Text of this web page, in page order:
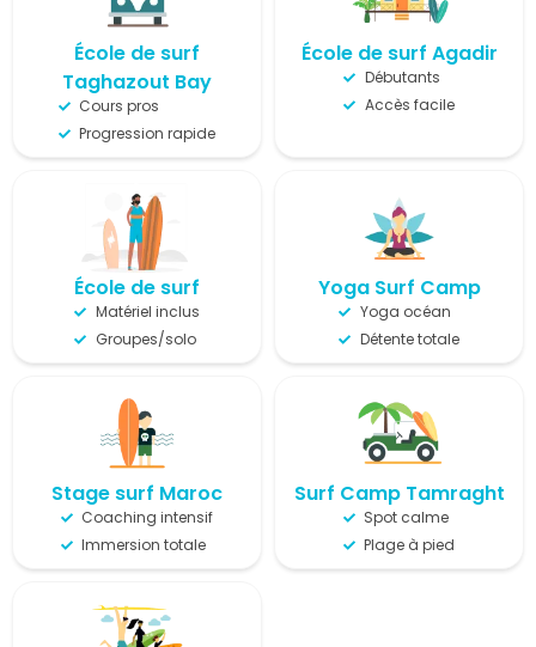
École de surf
Taghazout Bay
Cours pros
Progression rapide
École de surf Agadir
Débutants
Accès facile
École de surf
Matériel inclus
Groupes/solo
Yoga Surf Camp
Yoga océan
Détente totale
Stage surf Maroc
Coaching intensif
Immersion totale
Surf Camp Tamragh​t
Spot calme
Plage à pied